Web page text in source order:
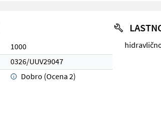
1000
0326/UUV29047
Dobro (Ocena 2)